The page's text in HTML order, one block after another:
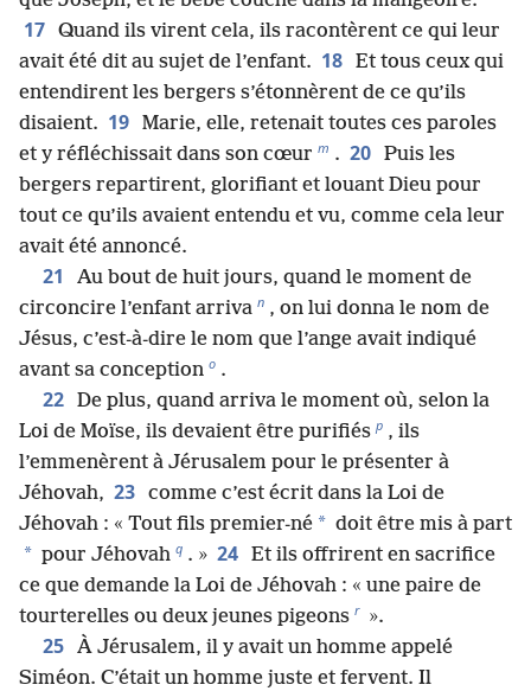
17 Quand ils virent cela, ils racontèrent ce qui leur
avait été dit au sujet de l’enfant. 18 Et tous ceux qui
entendirent les bergers s’étonnèrent de ce qu’ils
disaient. 19 Marie, elle, retenait toutes ces paroles
et y réfléchissait dans son cœur m . 20 Puis les
bergers repartirent, glorifiant et louant Dieu pour
tout ce qu’ils avaient entendu et vu, comme cela leur
avait été annoncé.
21
Au bout de huit jours, quand le moment de
circoncire l’enfant arriva n , on lui donna le nom de
Jésus, c’est-à-dire le nom que l’ange avait indiqué
avant sa conception o .
22 De plus, quand arriva le moment où, selon la
Loi de Moïse, ils devaient être purifiés p , ils
l’emmenèrent à Jérusalem pour le présenter à
Jéhovah, 23 comme c’est écrit dans la Loi de
Jéhovah : « Tout fils premier-né * doit être mis à part
* pour Jéhovah q . » 24 Et ils offrirent en sacrifice
ce que demande la Loi de Jéhovah : « une paire de
tourterelles ou deux jeunes pigeons r ».
25 À Jérusalem, il y avait un homme appelé
Siméon. C’était un homme juste et fervent. Il